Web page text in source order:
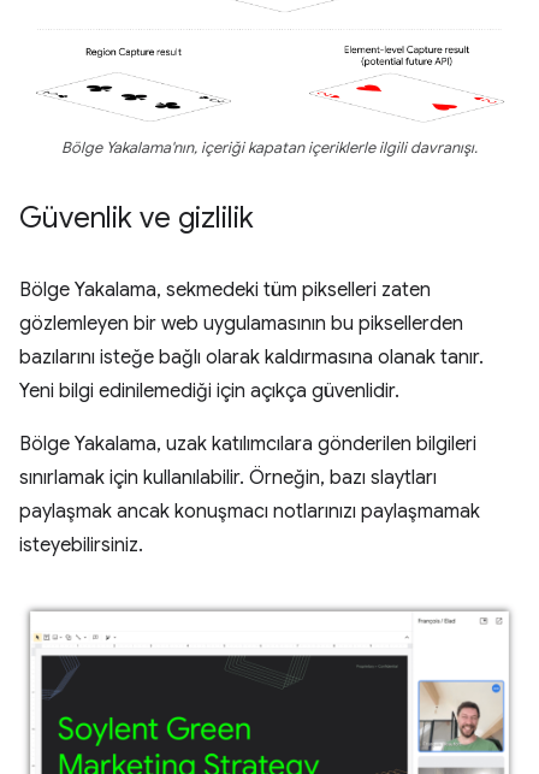
Bölge Yakalama'nın, içeriği kapatan içeriklerle ilgili davranışı.
Güvenlik ve gizlilik
Bölge Yakalama, sekmedeki tüm pikselleri zaten
gözlemleyen bir web uygulamasının bu piksellerden
bazılarını isteğe bağlı olarak kaldırmasına olanak tanır.
Yeni bilgi edinilemediği için açıkça güvenlidir.
Bölge Yakalama, uzak katılımcılara gönderilen bilgileri
sınırlamak için kullanılabilir. Örneğin, bazı slaytları
paylaşmak ancak konuşmacı notlarınızı paylaşmamak
isteyebilirsiniz.